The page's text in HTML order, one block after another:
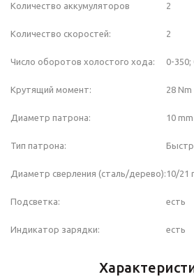
Количество аккумуляторов 2
Количество скоростей: 2
Число оборотов холостого хода: 0-350;
Крутящий момент: 28 Nm
Диаметр патрона: 10 mm
Тип патрона:
Диаметр сверления (сталь/дерево):10/21
Подсветка: есть
Индикатор зарядки: есть